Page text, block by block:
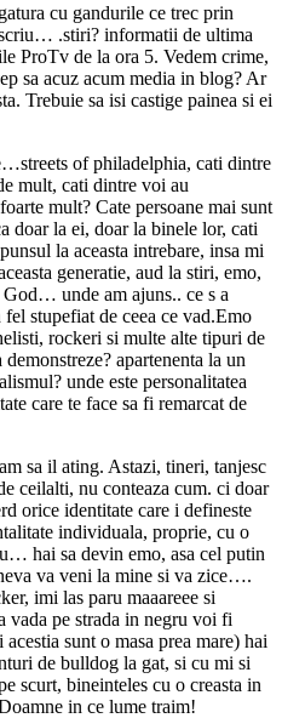
cu gandurile ce trec prin
.stiri? informatii de ultima
ProTv de la ora 5. Vedem crime,
sa acuz acum media in blog? Ar
Trebuie sa isi castige painea si ei
of philadelphia, cati dintre
mult, cati dintre voi au
mult? Cate persoane mai sunt
doar la ei, doar la binele lor, cati
la aceasta intrebare, insa mi
generatie, aud la stiri, emo,
unde am ajuns.. ce s a
stupefiat de ceea ce vad.Emo
rockeri si multe alte tipuri de
apartenenta la un
unde este personalitatea
care te face sa fi remarcat de
sa il ating. Astazi, tineri, tanjesc
ceilalti, nu conteaza cum. ci doar
orice identitate care i defineste
individuala, proprie, cu o
hai sa devin emo, asa cel putin
va veni la mine si va zice….
imi las paru maaareee si
pe strada in negru voi fi
sunt o masa prea mare) hai
de bulldog la gat, si cu mi si
scurt, bineinteles cu o creasta in
in ce lume traim!